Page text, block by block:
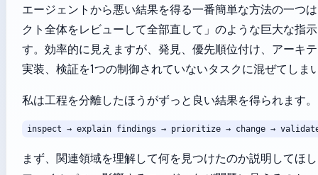
エージェントから悪い結果を得る一番簡単な方法の一つ
クト全体をレビューして全部直して」のような巨大な指
す。効率的に見えますが、発見、優先順位付け、アーキ
実装、検証を1つの制御されていないタスクに混ぜてしま
私は工程を分離したほうがずっと良い結果を得られます。
inspect → explain findings → prioritize → change →
まず、関連領域を理解して何を見つけたのか説明してほ